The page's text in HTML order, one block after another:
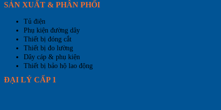
SẢN XUẤT & PHÂN PHỐI
Tủ điện
Phụ kiện đường dây
Thiết bị đóng cắt
Thiết bị đo lường
Dây cáp & phụ kiện
Thiết bị bảo hộ lao động
ĐẠI LÝ CẤP 1